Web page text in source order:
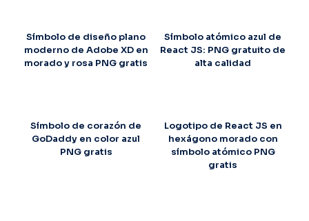
Símbolo de diseño plano
moderno de Adobe XD en
morado y rosa PNG gratis
Símbolo atómico azul de
React JS: PNG gratuito de
alta calidad
Símbolo de corazón de
GoDaddy en color azul
PNG gratis
Logotipo de React JS en
hexágono morado con
símbolo atómico PNG
gratis